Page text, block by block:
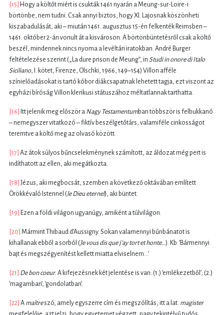
[15] Hogy a költőt miért is csukták 1461 nyarán a Meung-sur-Loire-i
börtönbe, nem tudni. Csak annyi biztos, hogy XI. Lajosnak köszönheti
kiszabadulását, aki – miután 1461. augusztus 15-én felkenték Reimsben –
1461. október 2-án vonult át a kisvároson. A börtönbüntetésről csak a költő
beszél, mindennek nincs nyoma a levéltári iratokban. André Burger
feltételezése szerint („La dure prison de Meung”, in Studi in onore di Italo
Siciliano, I. kötet, Firenze, Olschki, 1966, 149–154) Villon afféle
színielőadásokat is tartó kóbor diákcsapatnak lehetett tagja, ezt viszont az
egyházi bíróság Villon klerikusi státuszához méltatlannak tarthatta.
[16] Itt jelenik meg először a Nagy Testamentumban többször is felbukkanó
– nemegyszer vitatkozó – fiktív beszélgetőtárs, valamiféle cinkosságot
teremtve a költő meg az olvasó között.
[17] Az átok súlyos bűncselekménynek számított, az áldozat még pert is
indíthatott az ellen, aki megátkozta.
[18] Jézus, aki megbocsát, szemben a következő oktávában említett
Örökkévaló Istennel (le Dieu eternel), aki büntet.
[19] Ezen a földi világon ugyanúgy, amiként a túlvilágon.
[20] Mármint Thibaud d’Aussigny. Sokan valamennyi bűnbánatot is
kihallanak ebből a sorból (Je vous dis que j’ay tort et honte…). Kb. ’Bármennyi
bajt és megszégyenítést kellett miatta elviselnem...’
[21] De bon coeur. A kifejezésnek két jelentése is van: (1.) ’emlékezetből’; (2.)
’magamban’, ’gondolatban’.
[22] A maîtreszó, amely egyszerre cím és megszólítás, itt a lat. magister